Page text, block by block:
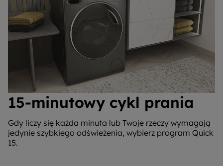
15-minutowy cykl prania
Gdy liczy się każda minuta lub Twoje rzeczy wymagają
jedynie szybkiego odświeżenia, wybierz program Quick
15.